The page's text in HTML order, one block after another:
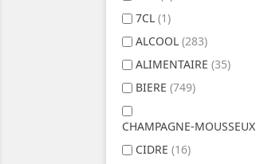
7CL (1)
ALCOOL (283)
ALIMENTAIRE (35)
BIERE (749)
CHAMPAGNE-MOUSSEUX
CIDRE (16)